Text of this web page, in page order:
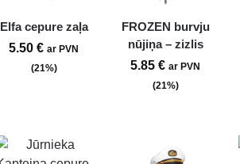
Elfa cepure zaļa
5.50€ ar PVN
(21%)
FROZEN burvju
nūjiņa – zizlis
5.85€ ar PVN
(21%)